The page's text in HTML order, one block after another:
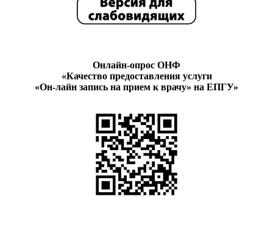
Онлайн-опрос ОНФ
«Качество предоставления услуги
«Он-лайн запись на прием к врачу» на ЕПГУ»